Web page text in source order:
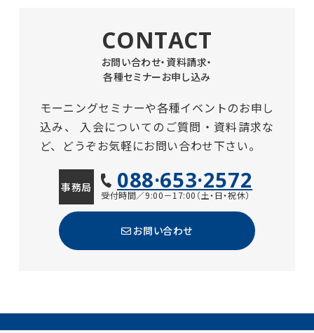
CONTACT
お問い合わせ・資料請求・
各種セミナーお申し込み
モーニングセミナーや各種イベントのお申し
込み、
入会についてのご質問・資料請求な
ど、どうぞお気軽にお問い合わせ下さい。
事務局 088·653·2572
受付時間／9:00－17:00（土・日・祝休）
お問い合わせ